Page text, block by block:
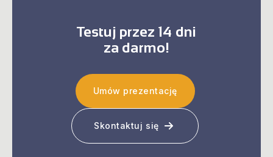
Testuj przez 14 dni
za darmo!
Umów prezentację
Skontaktuj się